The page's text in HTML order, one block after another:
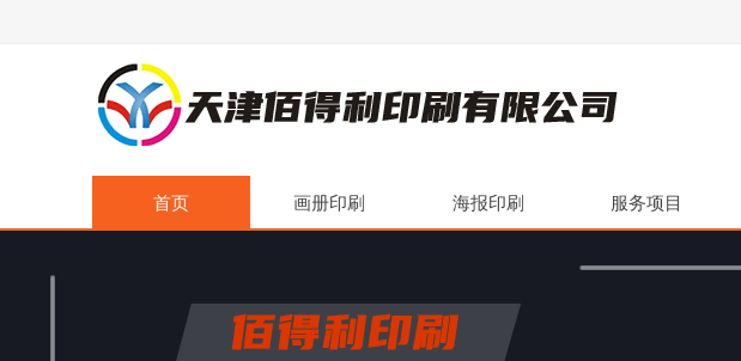
首页 画册印刷 海报印刷 服务项目